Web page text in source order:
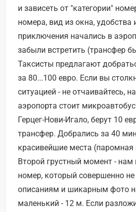
и зависеть от "категории"
номера, вид из окна,
приключения начались в
забыли встретить (трансфер
Таксисты предлагают
за 80...100 евро. Если вы
ситуацией - не отчаивайтесь,
аэропорта стоит
Герцег-Нови-Игало, берут 10
трансфер. Добрались за 40
красивейшие места (паромная
Второй грустный момент - нам
номер, который совершенно не
описаниям и шикарным фото
маленький - 12 м. Если